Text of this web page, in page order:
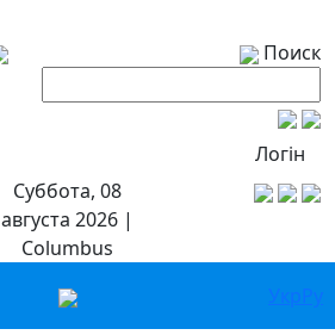
Поиск
Логін
Суббота, 08
августа 2026 |
Columbus
УкрРу